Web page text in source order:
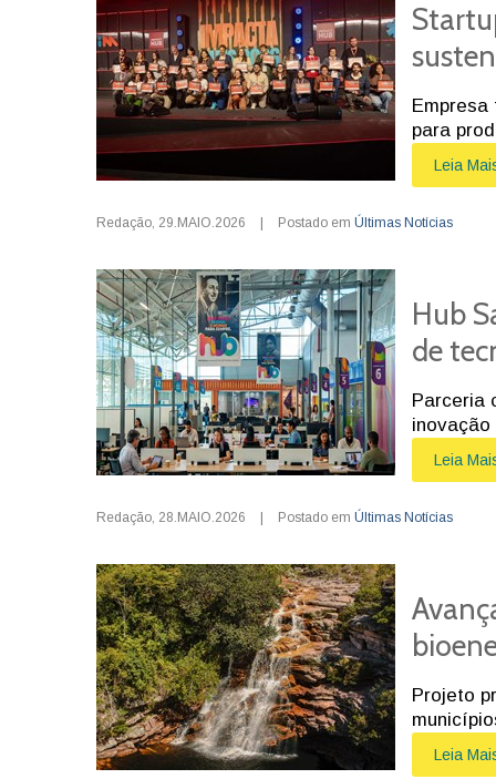
para
Leia
Redação, 29.MAIO.2026 Postado em Últimas Notícias
Hub
de
Parceria
Leia
Redação, 28.MAIO.2026 Postado em Últimas Notícias
Projeto
Leia